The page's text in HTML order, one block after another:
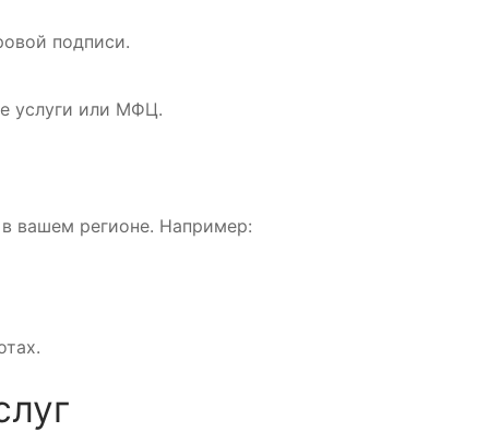
подписи.
услуги или МФЦ.
вашем регионе. Например: